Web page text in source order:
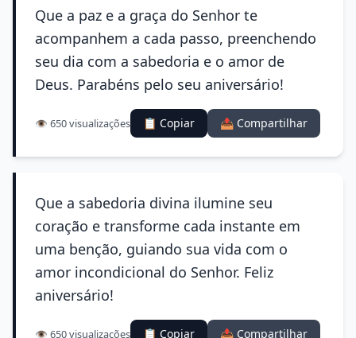
Que a paz e a graça do Senhor te
acompanhem a cada passo, preenchendo
seu dia com a sabedoria e o amor de
Deus. Parabéns pelo seu aniversário!
👁️ 650 visualizações 📋 Copiar 📤 Compartilhar
Que a sabedoria divina ilumine seu
coração e transforme cada instante em
uma benção, guiando sua vida com o
amor incondicional do Senhor. Feliz
aniversário!
👁️ 650 visualizações 📋 Copiar 📤 Compartilhar